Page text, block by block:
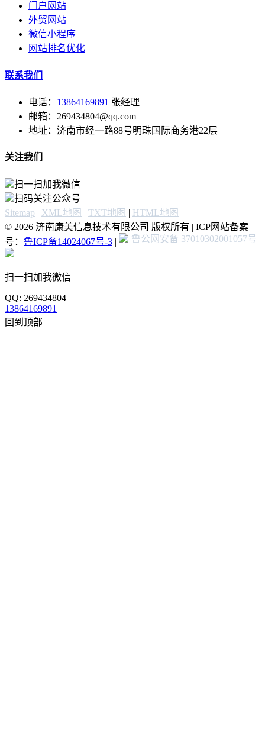
门户网站
外贸网站
微信小程序
网站排名优化
联系我们
电话： 13864169891 张经理
邮箱：269434804@qq.com
地址：济南市经一路88号明珠国际商务港22层
关注我们
扫一扫加我微信
扫码关注公众号
Sitemap | XML地图 | TXT地图 | HTML地图
© 2026 济南康美信息技术有限公司 版权所有 | ICP网站备案
号： 鲁ICP备14024067号-3 | 鲁公网安备 37010302001057号
扫一扫加我微信
QQ: 269434804
13864169891
回到顶部